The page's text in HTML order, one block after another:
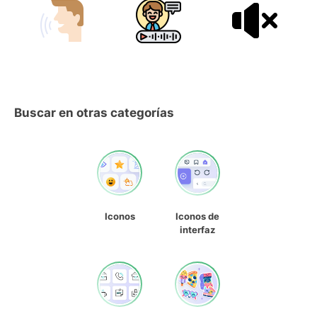
Buscar en otras categorías
Iconos
Iconos de
interfaz